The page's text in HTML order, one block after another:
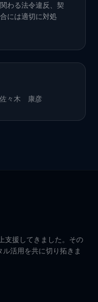
わる法令違反、契
には適切に対処
々木 康彦
支援してきました。その
活用を共に切り拓きま